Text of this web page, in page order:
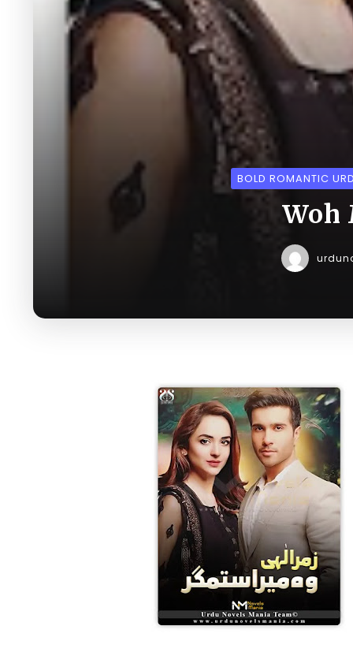
BOLD ROMANTIC
Woh